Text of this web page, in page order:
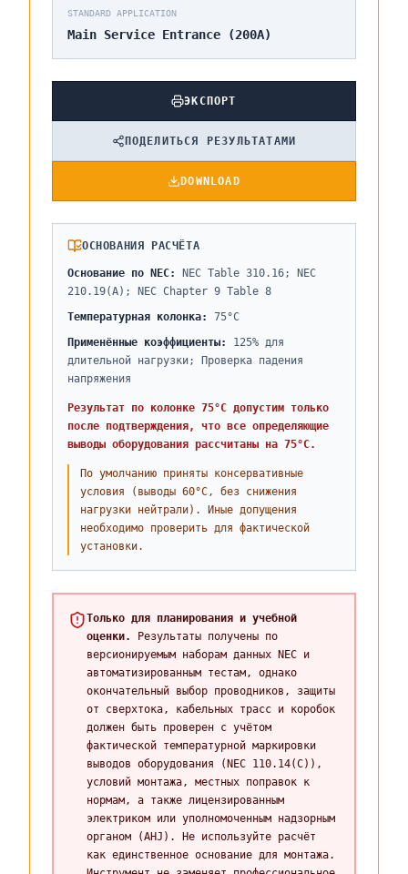
STANDARD APPLICATION
Main Service Entrance (200A)
ЭКСПОРТ
ПОДЕЛИТЬСЯ РЕЗУЛЬТАТАМИ
DOWNLOAD
ОСНОВАНИЯ РАСЧЁТА
Основание по NEC:
NEC Table 310.16; NEC
210.19(A); NEC Chapter 9 Table 8
Температурная колонка: 75°C
Применённые коэффициенты: 125% для
длительной нагрузки; Проверка падения
напряжения
Результат по колонке 75°C допустим только
после подтверждения, что все определяющие
выводы оборудования рассчитаны на 75°C.
По умолчанию приняты консервативные
условия (выводы 60°C, без снижения
нагрузки нейтрали). Иные допущения
необходимо проверить для фактической
установки.
Только для планирования и учебной
оценки.
Результаты получены по
версионируемым наборам данных NEC и
автоматизированным тестам, однако
окончательный выбор проводников, защиты
от сверхтока, кабельных трасс и коробок
должен быть проверен с учётом
фактической температурной маркировки
выводов оборудования (NEC 110.14(C)),
условий монтажа, местных поправок к
нормам, а также лицензированным
электриком или уполномоченным надзорным
органом (AHJ). Не используйте расчёт
как единственное основание для монтажа.